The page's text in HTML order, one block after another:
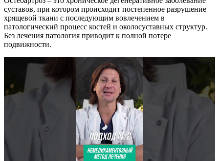
суставов, при котором происходит постепенное разрушение
хрящевой ткани с последующим вовлечением в
патологический процесс костей и околосуставных структур.
Без лечения патология приводит к полной потере
подвижности.